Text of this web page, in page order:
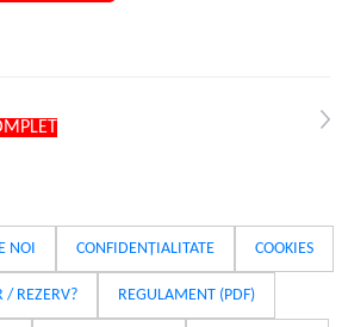
NOI CONFIDENȚIALITATE COOKIES
/ REZERV? REGULAMENT (PDF)